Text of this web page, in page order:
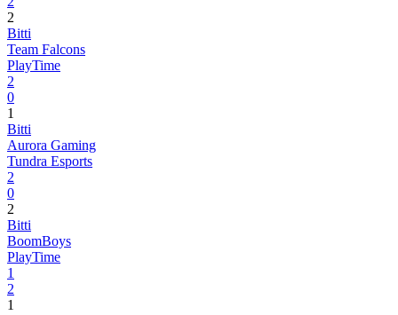
2
Bitti
Team Falcons
PlayTime
2
0
1
Bitti
Aurora Gaming
Tundra Esports
2
0
2
Bitti
BoomBoys
PlayTime
1
2
1